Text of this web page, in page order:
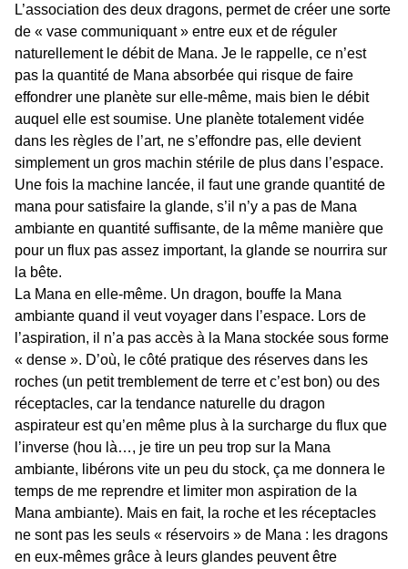
L’association des deux dragons, permet de créer une sorte
de « vase communiquant » entre eux et de réguler
naturellement le débit de Mana. Je le rappelle, ce n’est
pas la quantité de Mana absorbée qui risque de faire
effondrer une planète sur elle-même, mais bien le débit
auquel elle est soumise. Une planète totalement vidée
dans les règles de l’art, ne s’effondre pas, elle devient
simplement un gros machin stérile de plus dans l’espace.
Une fois la machine lancée, il faut une grande quantité de
mana pour satisfaire la glande, s’il n’y a pas de Mana
ambiante en quantité suffisante, de la même manière que
pour un flux pas assez important, la glande se nourrira sur
la bête.
La Mana en elle-même. Un dragon, bouffe la Mana
ambiante quand il veut voyager dans l’espace. Lors de
l’aspiration, il n’a pas accès à la Mana stockée sous forme
« dense ». D’où, le côté pratique des réserves dans les
roches (un petit tremblement de terre et c’est bon) ou des
réceptacles, car la tendance naturelle du dragon
aspirateur est qu’en même plus à la surcharge du flux que
l’inverse (hou là…, je tire un peu trop sur la Mana
ambiante, libérons vite un peu du stock, ça me donnera le
temps de me reprendre et limiter mon aspiration de la
Mana ambiante). Mais en fait, la roche et les réceptacles
ne sont pas les seuls « réservoirs » de Mana : les dragons
en eux-mêmes grâce à leurs glandes peuvent être